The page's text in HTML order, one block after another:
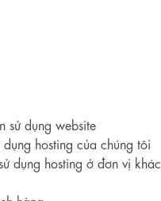
sử dụng website
hosting của chúng tôi
dụng hosting ở đơn vị khác